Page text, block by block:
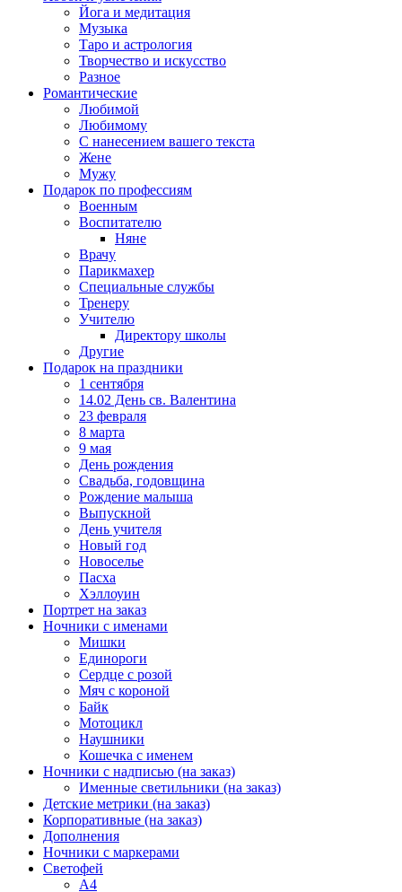
Йога и медитация
Музыка
Таро и астрология
Творчество и искусство
Разное
Романтические
Любимой
Любимому
С нанесением вашего текста
Жене
Мужу
Подарок по профессиям
Военным
Воспитателю
Няне
Врачу
Парикмахер
Специальные службы
Тренеру
Учителю
Директору школы
Другие
Подарок на праздники
1 сентября
14.02 День св. Валентина
23 февраля
8 марта
9 мая
День рождения
Свадьба, годовщина
Рождение малыша
Выпускной
День учителя
Новый год
Новоселье
Пасха
Хэллоуин
Портрет на заказ
Ночники с именами
Мишки
Единороги
Сердце с розой
Мяч с короной
Байк
Мотоцикл
Наушники
Кошечка с именем
Ночники с надписью (на заказ)
Именные светильники (на заказ)
Детские метрики (на заказ)
Корпоративные (на заказ)
Дополнения
Ночники с маркерами
Светофей
А4